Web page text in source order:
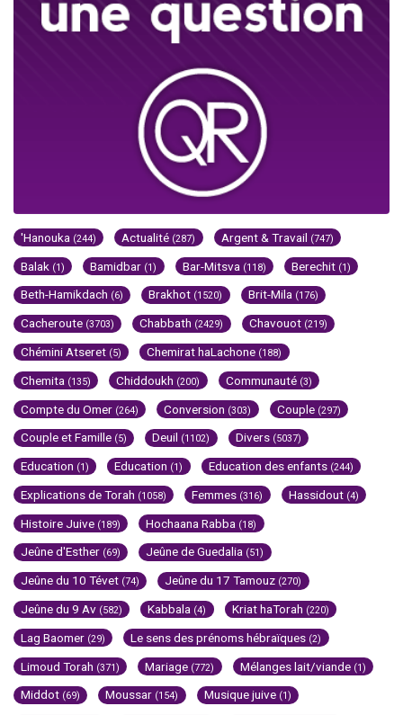
'Hanouka (244) Actualité (287) Argent & Travail (747)
Balak (1) Bamidbar (1) Bar-Mitsva (118) Berechit (1)
Beth-Hamikdach (6) Brakhot (1520) Brit-Mila (176)
Cacheroute (3703) Chabbath (2429) Chavouot (219)
Chémini Atseret (5) Chemirat haLachone (188)
Chemita (135) Chiddoukh (200) Communauté (3)
Compte du Omer (264) Conversion (303) Couple (297)
Couple et Famille (5) Deuil (1102) Divers (5037)
Education (1) Education (1) Education des enfants (244)
Explications de Torah (1058) Femmes (316) Hassidout (4)
Histoire Juive (189) Hochaana Rabba (18)
Jeûne d'Esther (69) Jeûne de Guedalia (51)
Jeûne du 10 Tévet (74) Jeûne du 17 Tamouz (270)
Jeûne du 9 Av (582) Kabbala (4) Kriat haTorah (220)
Lag Baomer (29) Le sens des prénoms hébraïques (2)
Limoud Torah (371) Mariage (772) Mélanges lait/viande (1)
Middot (69) Moussar (154) Musique juive (1)